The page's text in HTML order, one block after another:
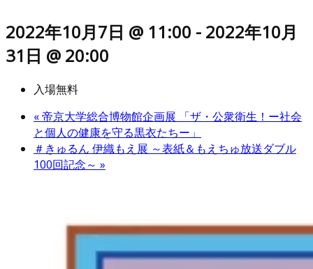
2022年10月7日 @ 11:00 - 2022年10月
31日 @ 20:00
入場無料
«帝京大学総合博物館企画展 「ザ・公衆衛生！ー社会
と個人の健康を守る黒衣たちー」
＃きゅるん 伊織もえ展 ～表紙＆もえちゅ放送ダブル
100回記念～ »